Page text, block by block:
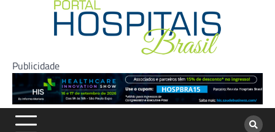
Publicidade